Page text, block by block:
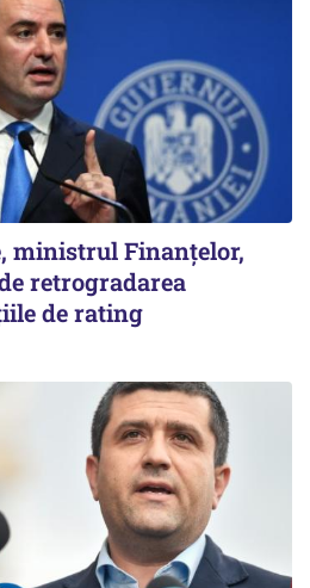
ministrul Finanţelor,
retrogradarea
de rating